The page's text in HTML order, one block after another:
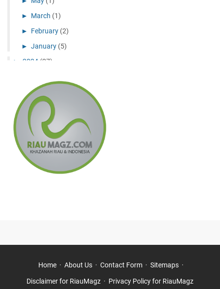
► March (1)
► February (2)
► January (5)
► 2024 (27)
November
(11)
►July(1)
►May
(1)
►April (2)
►February(2)
2023
December(3)
►July(3)
►August(8)
Home About Us Contact Form Sitemaps
Disclaimer for RiauMagz Privacy Policy for RiauMagz